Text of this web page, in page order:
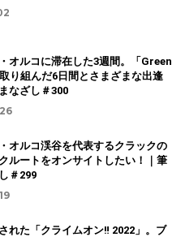
オルコに滞在した3週間。「Green
り組んだ6日間とさまざまな出逢
なざし＃300
オルコ渓谷を代表するクラックの
ルートをオンサイトしたい！｜筆
＃299
れた「クライムオン‼ 2022」。ブ